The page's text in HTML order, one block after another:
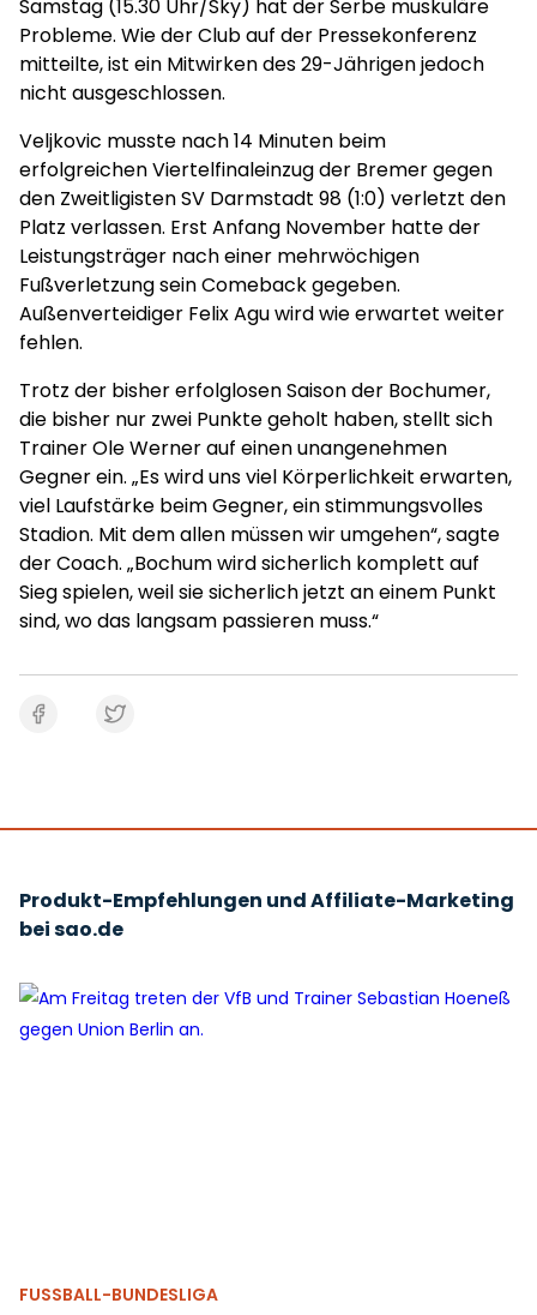
Samstag (15.30 Uhr/Sky) hat der Serbe muskuläre
Probleme. Wie der Club auf der Pressekonferenz
mitteilte, ist ein Mitwirken des 29-Jährigen jedoch
nicht ausgeschlossen.
Veljkovic musste nach 14 Minuten beim
erfolgreichen Viertelfinaleinzug der Bremer gegen
den Zweitligisten SV Darmstadt 98 (1:0) verletzt den
Platz verlassen. Erst Anfang November hatte der
Leistungsträger nach einer mehrwöchigen
Fußverletzung sein Comeback gegeben.
Außenverteidiger Felix Agu wird wie erwartet weiter
fehlen.
Trotz der bisher erfolglosen Saison der Bochumer,
die bisher nur zwei Punkte geholt haben, stellt sich
Trainer Ole Werner auf einen unangenehmen
Gegner ein. „Es wird uns viel Körperlichkeit erwarten,
viel Laufstärke beim Gegner, ein stimmungsvolles
Stadion. Mit dem allen müssen wir umgehen“, sagte
der Coach. „Bochum wird sicherlich komplett auf
Sieg spielen, weil sie sicherlich jetzt an einem Punkt
sind, wo das langsam passieren muss.“
Produkt-Empfehlungen und Affiliate-Marketing
bei sao.de
FUSSBALL-BUNDESLIGA